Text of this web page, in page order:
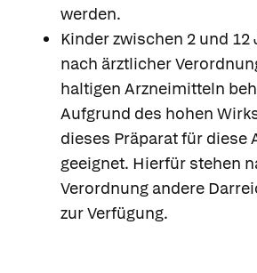
werden.
Kinder zwischen 2 und
nach ärztlicher
haltigen Arzneimitteln
Aufgrund des hohen
dieses Präparat für diese
geeignet. Hierfür stehen
Verordnung andere
zur Verfügung.